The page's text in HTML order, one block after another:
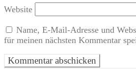
Website
Name, E-Mail-Adresse und
für meinen nächsten Kommentar